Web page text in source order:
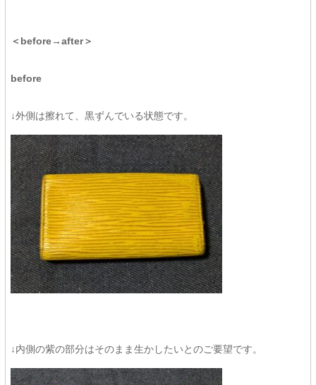
＜before→after＞
before
↓外側は擦れて、黒ずんでいる状態です。
↓内側の紫の部分はそのまま生かしたいとのご要望です。